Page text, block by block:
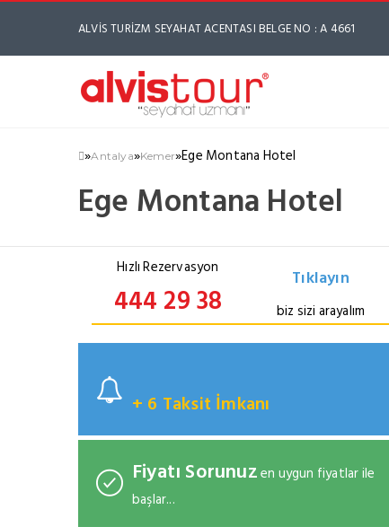
ALVİS TURİZM SEYAHAT ACENTASI BELGE NO : A 4661
»Antalya»Kemer»Ege Montana Hotel
Ege Montana Hotel
Hızlı Rezervasyon
444 29 38
Tıklayın
biz sizi arayalım
+ 6 Taksit İmkanı
Fiyatı Sorunuzen uygun fiyatlar ile
başlar...